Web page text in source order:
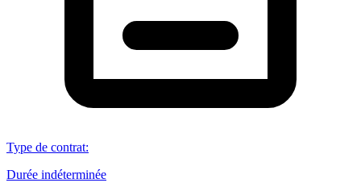
Type de contrat:
Durée indéterminée